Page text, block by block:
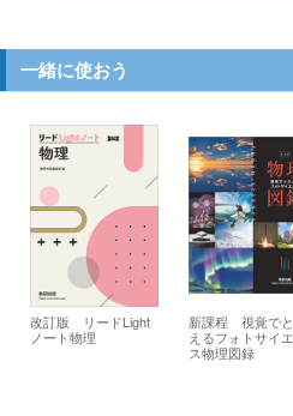
一緒に使おう
改訂版 リードLight
ノート物理
新課程 視覚で
えるフォトサイ
ス物理図録